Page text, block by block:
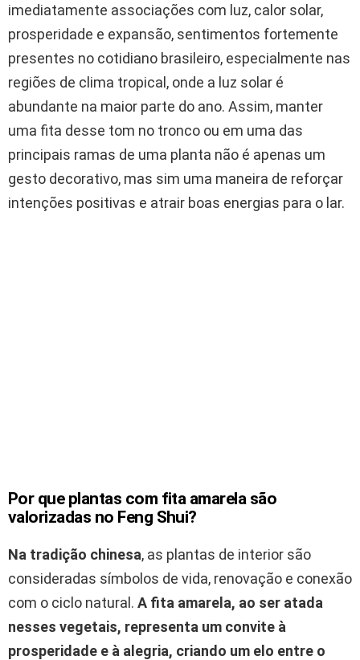
imediatamente associações com luz, calor solar,
prosperidade e expansão, sentimentos fortemente
presentes no cotidiano brasileiro, especialmente nas
regiões de clima tropical, onde a luz solar é
abundante na maior parte do ano. Assim, manter
uma fita desse tom no tronco ou em uma das
principais ramas de uma planta não é apenas um
gesto decorativo, mas sim uma maneira de reforçar
intenções positivas e atrair boas energias para o lar.
Por que plantas com fita amarela são
valorizadas no Feng Shui?
Na tradição chinesa, as plantas de interior são
consideradas símbolos de vida, renovação e conexão
com o ciclo natural. A fita amarela, ao ser atada
nesses vegetais, representa um convite à
prosperidade e à alegria, criando um elo entre o